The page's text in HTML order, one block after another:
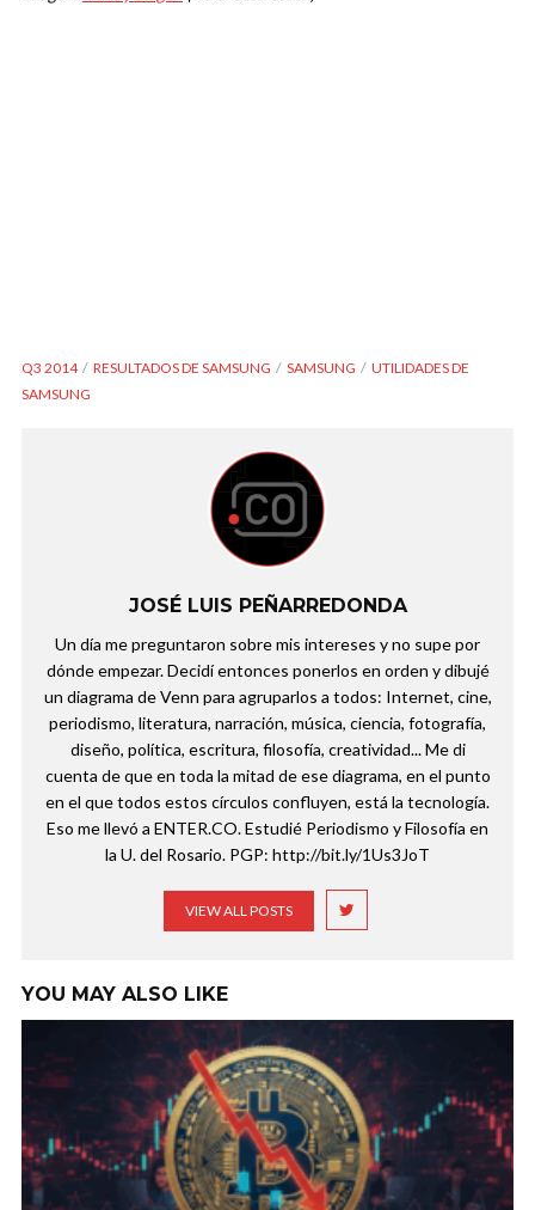
Q3 2014 RESULTADOS DE SAMSUNG SAMSUNG
UTILIDADES DE
SAMSUNG
JOSÉ LUIS PEÑARREDONDA
Un día me preguntaron sobre mis intereses y no supe por
dónde empezar. Decidí entonces ponerlos en orden y dibujé
un diagrama de Venn para agruparlos a todos: Internet, cine,
periodismo, literatura, narración, música, ciencia, fotografía,
diseño, política, escritura, filosofía, creatividad... Me di
cuenta de que en toda la mitad de ese diagrama, en el punto
en el que todos estos círculos confluyen, está la tecnología.
Eso me llevó a ENTER.CO. Estudié Periodismo y Filosofía en
la U. del Rosario. PGP: http://bit.ly/1Us3JoT
VIEW ALL POSTS
YOU MAY ALSO LIKE